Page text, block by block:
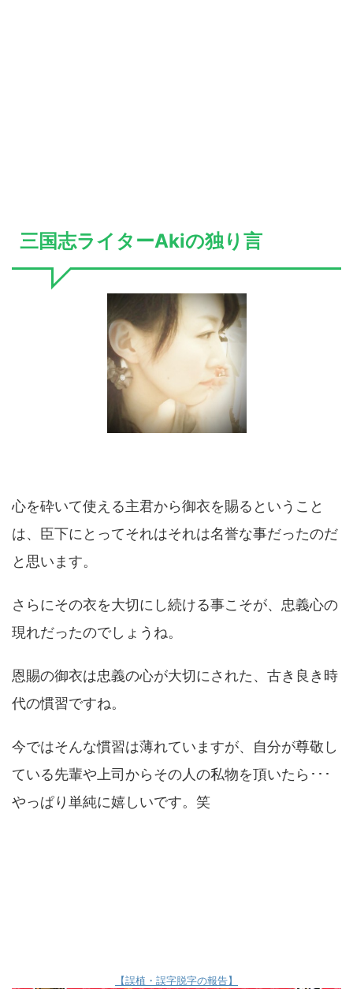
三国志ライターAkiの独り言
心を砕いて使える主君から御衣を賜るということ
は、臣下にとってそれはそれは名誉な事だったのだ
と思います。
さらにその衣を大切にし続ける事こそが、忠義心の
現れだったのでしょうね。
恩賜の御衣は忠義の心が大切にされた、古き良き時
代の慣習ですね。
今ではそんな慣習は薄れていますが、自分が尊敬し
ている先輩や上司からその人の私物を頂いたら･･･
やっぱり単純に嬉しいです。笑
【誤植・誤字脱字の報告】